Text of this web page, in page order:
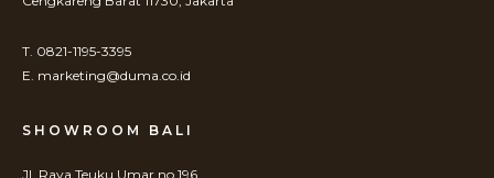
T. 0821-1195-3395
E. marketing@duma.co.id
SHOWROOM BALI
Jl. Raya Teuku Umar no 196,